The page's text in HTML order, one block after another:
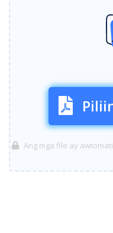
Ang mga file ay